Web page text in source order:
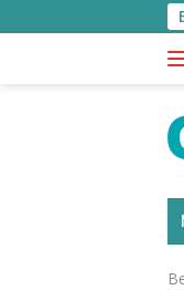
ke